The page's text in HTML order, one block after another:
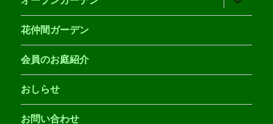
ュ
ー
開
ブ
メ
ー
開
花仲間ガーデン
会員のお庭紹介
おしらせ
お問い合わせ